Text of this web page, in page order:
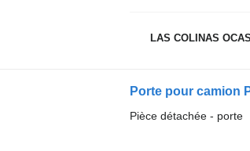
LAS COLINAS
Porte pour camion
Pièce détachée - porte